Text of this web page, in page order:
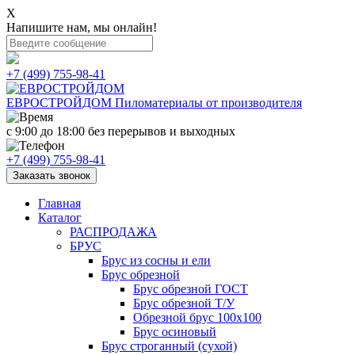
X
Напишите нам, мы онлайн!
+7 (499) 755-98-41
ЕВРОСТРОЙДОМ Пиломатериалы от производителя
с 9:00 до 18:00 без перерывов и выходных
+7 (499) 755-98-41
Заказать звонок
Главная
Каталог
РАСПРОДАЖА
БРУС
Брус из сосны и ели
Брус обрезной
Брус обрезной ГОСТ
Брус обрезной Т/У
Обрезной брус 100х100
Брус осиновый
Брус строганный (сухой)